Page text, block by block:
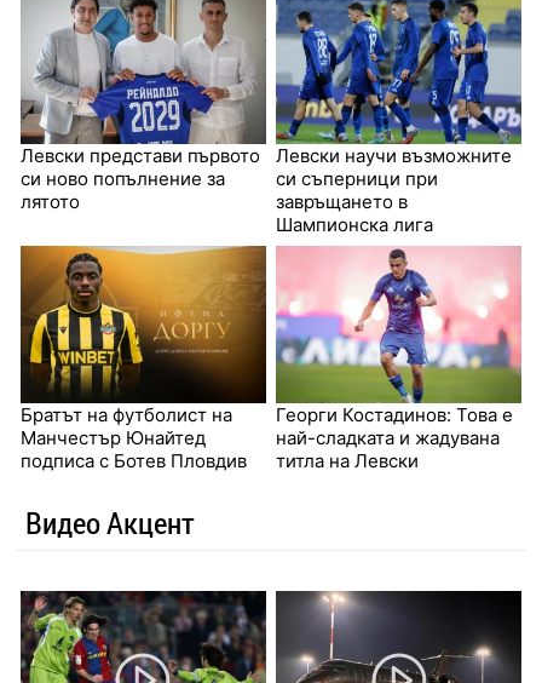
Левски представи първото
си ново попълнение за
лятото
Левски научи възможните
си съперници при
завръщането в
Шампионска лига
Братът на футболист на
Манчестър Юнайтед
подписа с Ботев Пловдив
Георги Костадинов: Това е
най-сладката и жадувана
титла на Левски
Видео Акцент